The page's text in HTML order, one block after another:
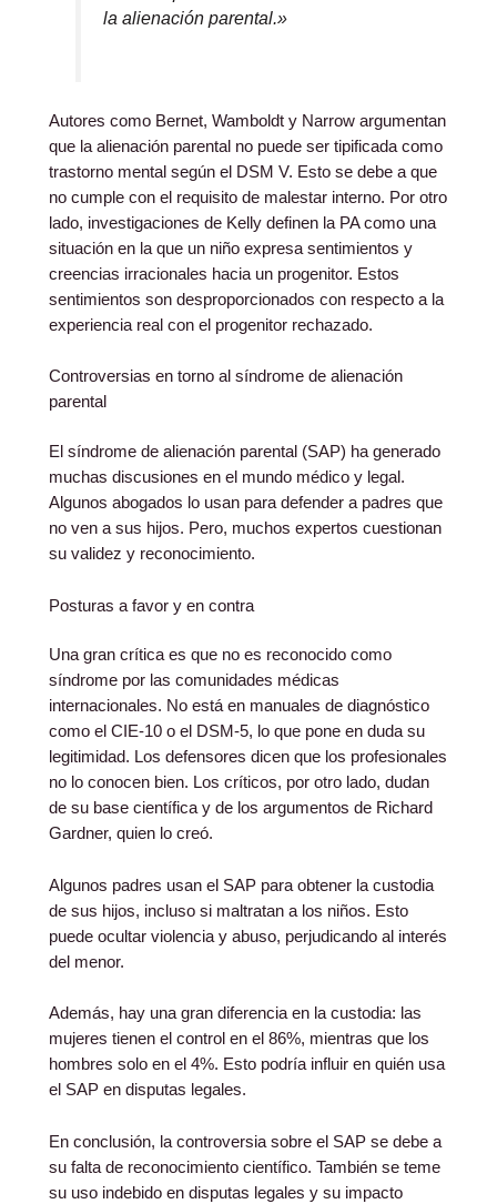
la alienación parental.»
Autores como Bernet, Wamboldt y Narrow argumentan
que la alienación parental no puede ser tipificada como
trastorno mental según el DSM V. Esto se debe a que
no cumple con el requisito de malestar interno. Por otro
lado, investigaciones de Kelly definen la PA como una
situación en la que un niño expresa sentimientos y
creencias irracionales hacia un progenitor. Estos
sentimientos son desproporcionados con respecto a la
experiencia real con el progenitor rechazado.
Controversias en torno al síndrome de alienación
parental
El síndrome de alienación parental (SAP) ha generado
muchas discusiones en el mundo médico y legal.
Algunos abogados lo usan para defender a padres que
no ven a sus hijos. Pero, muchos expertos cuestionan
su validez y reconocimiento.
Posturas a favor y en contra
Una gran crítica es que no es reconocido como
síndrome por las comunidades médicas
internacionales. No está en manuales de diagnóstico
como el CIE-10 o el DSM-5, lo que pone en duda su
legitimidad. Los defensores dicen que los profesionales
no lo conocen bien. Los críticos, por otro lado, dudan
de su base científica y de los argumentos de Richard
Gardner, quien lo creó.
Algunos padres usan el SAP para obtener la custodia
de sus hijos, incluso si maltratan a los niños. Esto
puede ocultar violencia y abuso, perjudicando al interés
del menor.
Además, hay una gran diferencia en la custodia: las
mujeres tienen el control en el 86%, mientras que los
hombres solo en el 4%. Esto podría influir en quién usa
el SAP en disputas legales.
En conclusión, la controversia sobre el SAP se debe a
su falta de reconocimiento científico. También se teme
su uso indebido en disputas legales y su impacto